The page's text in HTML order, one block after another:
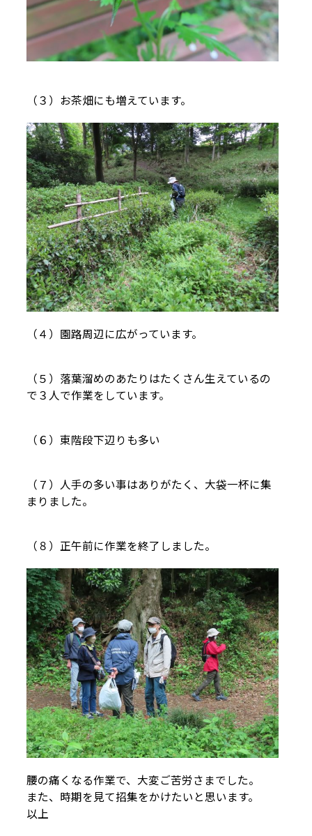
（３）お茶畑にも増えています。
（４）園路周辺に広がっています。
（５）落葉溜めのあたりはたくさん生えているの
で３人で作業をしています。
（６）東階段下辺りも多い
（７）人手の多い事はありがたく、大袋一杯に集
まりました。
（８）正午前に作業を終了しました。
腰の痛くなる作業で、大変ご苦労さまでした。
また、時期を見て招集をかけたいと思います。
以上